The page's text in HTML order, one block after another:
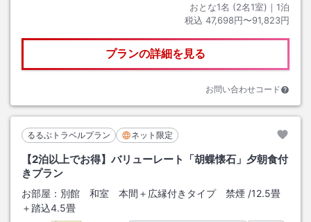
おとな1名 (2名1室)｜ 1泊
税込 47,698円〜91,823円
プランの詳細を見る
お問い合わせコード
るるぶトラベルプラン ネット限定
【2泊以上でお得】バリューレート「胡蝶懐石」夕朝食付
きプラン
お部屋： 別館 和室 本間＋広縁付きタイプ 禁煙 /12.5畳
＋踏込4.5畳